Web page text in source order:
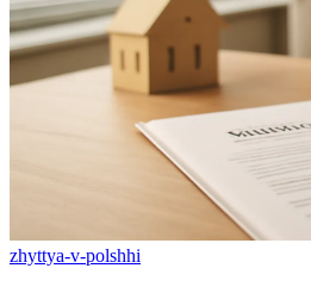
zhyttya-v-polshhi